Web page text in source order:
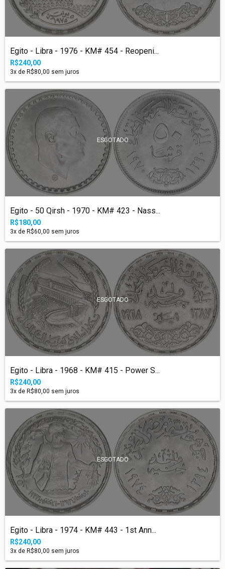
Egito - Libra - 1976 - KM# 454 - Reopeni...
R$240,00
3x de R$80,00 sem juros
ESGOTADO
Egito - 50 Qirsh - 1970 - KM# 423 - Nass...
R$180,00
3x de R$60,00 sem juros
ESGOTADO
Egito - Libra - 1968 - KM# 415 - Power S...
R$240,00
3x de R$80,00 sem juros
ESGOTADO
Egito - Libra - 1974 - KM# 443 - 1st Ann...
R$240,00
3x de R$80,00 sem juros